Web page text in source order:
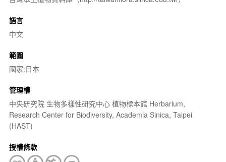
語言
中文
範圍
國家:日本
管理權
中央研究院 生物多樣性研究中心 植物標本館 Herbarium,
Research Center for Biodiversity, Academia Sinica, Taipei
(HAST)
授權條款